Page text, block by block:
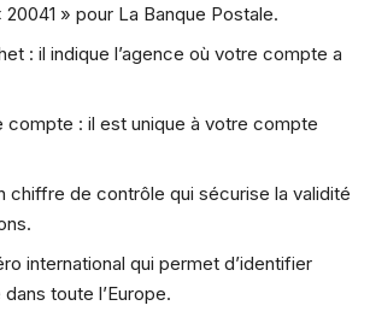
» pour La Banque Postale.
: il indique l’agence où votre compte a
compte : il est unique à votre compte
chiffre de contrôle qui sécurise la validité
international qui permet d’identifier
toute l’Europe.